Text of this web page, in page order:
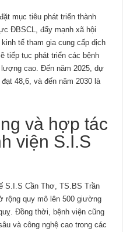
mục tiêu phát triển thành
ĐBSCL, đẩy mạnh xã hội
tế tham gia cung cấp dịch
tiếp tục phát triển các bệnh
cao. Đến năm 2025, dự
48,6, và đến năm 2030 là
và hợp tác
viện S.I.S
S.I.S Cần Thơ, TS.BS Trần
rộng quy mô lên 500 giường
Đồng thời, bệnh viện cũng
và công nghệ cao trong các